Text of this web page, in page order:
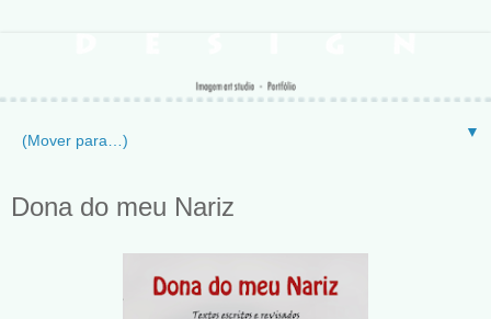
▼
Dona do meu Nariz